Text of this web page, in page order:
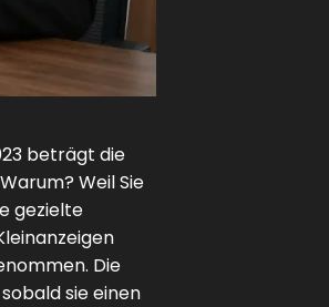
beträgt die
Weil Sie
gezielte
Die
sie einen